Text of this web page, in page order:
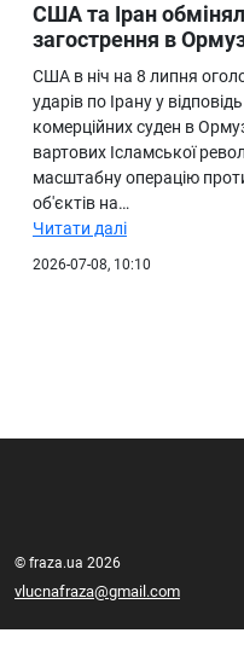
Ukraine
Про нас
США та Іран
загострення в
США в ніч на 8 липня
ударів по Ірану у
комерційних суден в
вартових Ісламської
масштабну операцію
об'єктів на…
Читати далі
2026-07-08, 10:10
© fraza.ua 2026
vlucnafraza@gmail.com